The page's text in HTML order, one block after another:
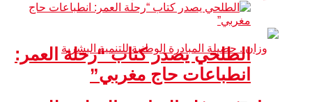
الطلحي يصدر كتاب “رحلة العمر:
انطباعات حاج مغربي”